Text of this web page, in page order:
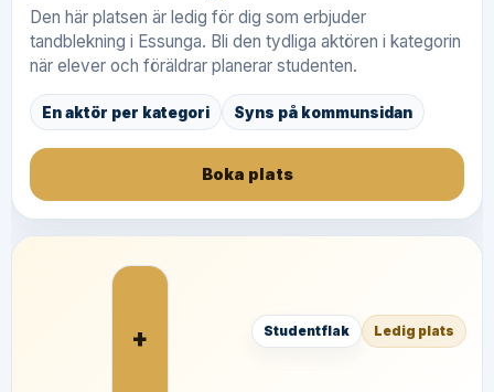
Den här platsen är ledig för dig som erbjuder
tandblekning i Essunga. Bli den tydliga aktören i kategorin
när elever och föräldrar planerar studenten.
En aktör per kategori Syns på kommunsidan
Boka plats
+ Studentflak Ledig plats